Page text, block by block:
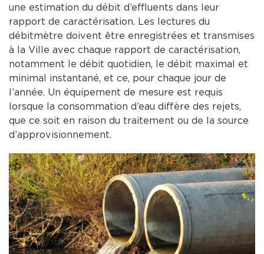
une estimation du débit d’effluents dans leur
rapport de caractérisation. Les lectures du
débitmètre doivent être enregistrées et transmises
à la Ville avec chaque rapport de caractérisation,
notamment le débit quotidien, le débit maximal et
minimal instantané, et ce, pour chaque jour de
l’année. Un équipement de mesure est requis
lorsque la consommation d’eau diffère des rejets,
que ce soit en raison du traitement ou de la source
d’approvisionnement.